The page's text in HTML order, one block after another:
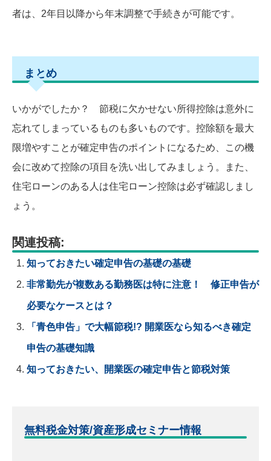
者は、2年目以降から年末調整で手続きが可能です。
まとめ
いかがでしたか？ 節税に欠かせない所得控除は意外に
忘れてしまっているものも多いものです。控除額を最大
限増やすことが確定申告のポイントになるため、この機
会に改めて控除の項目を洗い出してみましょう。また、
住宅ローンのある人は住宅ローン控除は必ず確認しまし
ょう。
関連投稿:
知っておきたい確定申告の基礎の基礎
非常勤先が複数ある勤務医は特に注意！ 修正申告が
必要なケースとは？
「青色申告」で大幅節税!? 開業医なら知るべき確定
申告の基礎知識
知っておきたい、開業医の確定申告と節税対策
無料税金対策/資産形成セミナー情報